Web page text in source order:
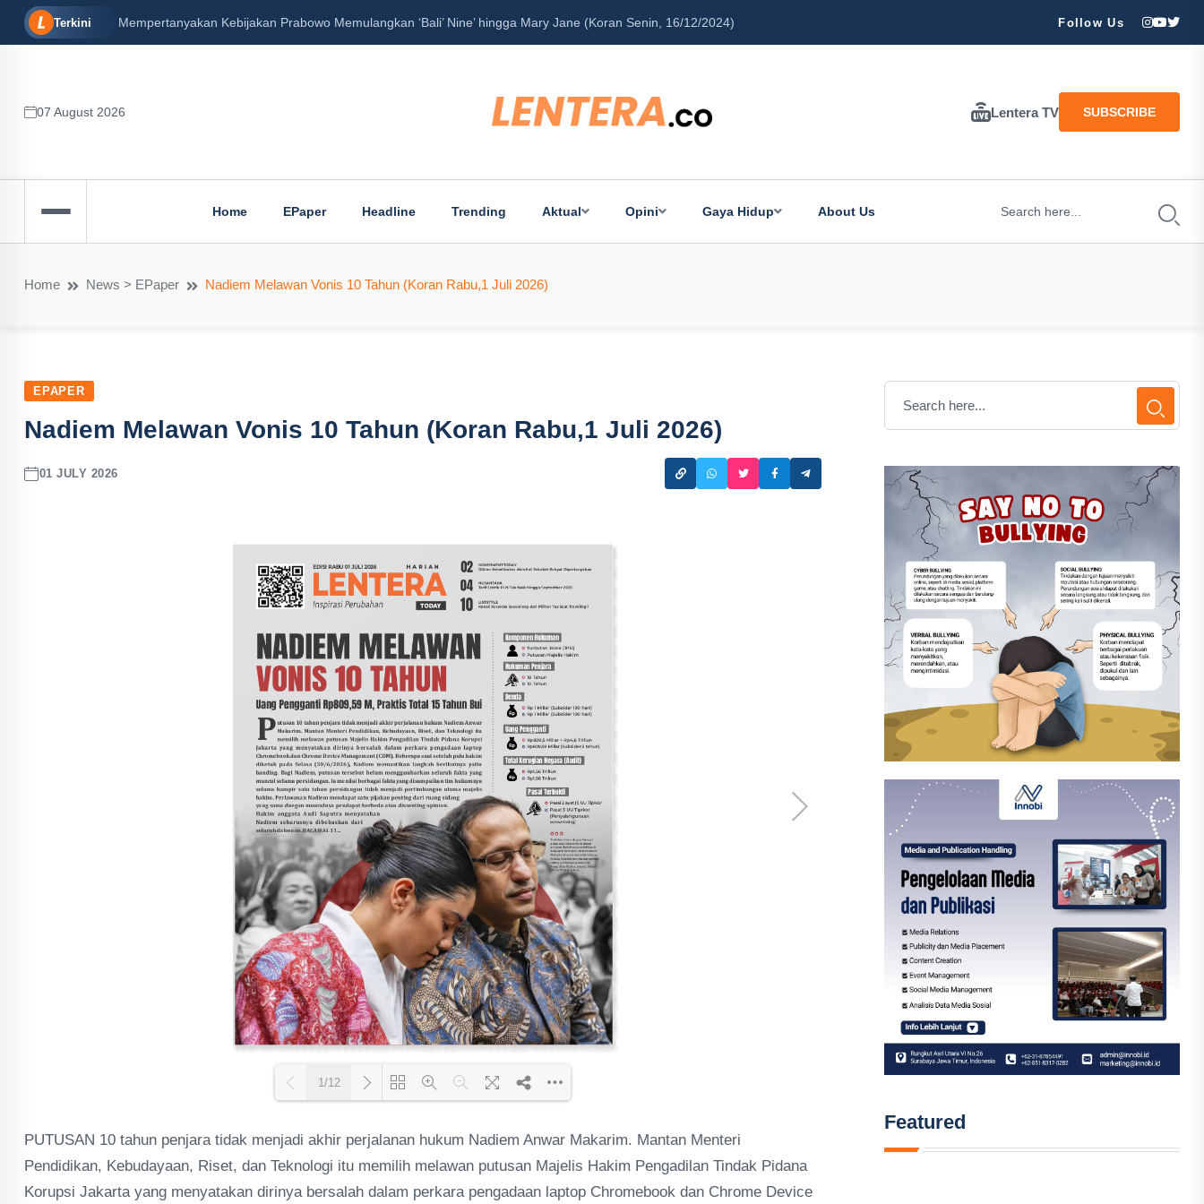
Terkini Mempertanyakan Kebijakan Prabowo Memulangkan ‘Bali’ Nine’ hingga Mary Jane (Koran Senin, 16/12/2024) Follow Us
07 August 2026 Lentera TV SUBSCRIBE
Home EPaper Headline Trending Aktual Opini Gaya Hidup About Us
Home News > EPaper Nadiem Melawan Vonis 10 Tahun (Koran Rabu,1 Juli 2026)
EPAPER
Nadiem Melawan Vonis 10 Tahun (Koran Rabu,1 Juli 2026)
01 JULY 2026
Loading PDF 83% ...
1/12
PUTUSAN 10 tahun penjara tidak menjadi akhir perjalanan hukum Nadiem Anwar Makarim. Mantan Menteri
Pendidikan, Kebudayaan, Riset, dan Teknologi itu memilih melawan putusan Majelis Hakim Pengadilan Tindak Pidana
Korupsi Jakarta yang menyatakan dirinya bersalah dalam perkara pengadaan laptop Chromebook dan Chrome Device
Featured